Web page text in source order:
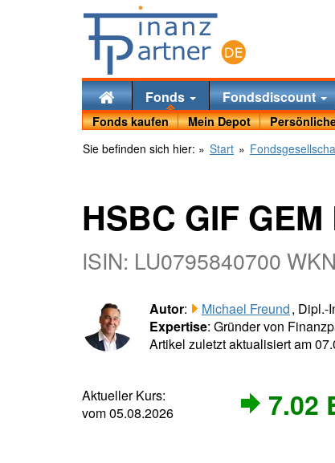
Fonds Fondsdiscount
Fonds kaufen Mein Depot
Sie befinden sich hier: » Start »
HSBC GIF
ISIN: LU0795840700
Autor: Michael Freund, Dipl.-
Expertise: Gründer von
Artikel zuletzt aktualisiert am
Aktueller Kurs:
vom 05.08.2026
7.02